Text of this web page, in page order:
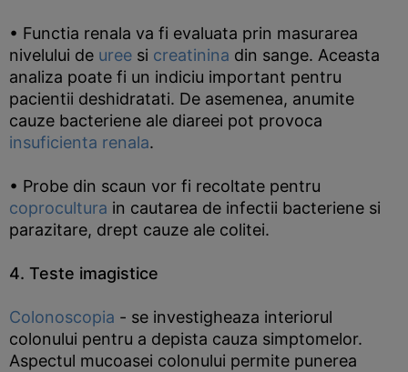
• Functia renala va fi evaluata prin masurarea
nivelului de uree si creatinina din sange. Aceasta
analiza poate fi un indiciu important pentru
pacientii deshidratati. De asemenea, anumite
cauze bacteriene ale diareei pot provoca
insuficienta renala.
• Probe din scaun vor fi recoltate pentru
coprocultura in cautarea de infectii bacteriene si
parazitare, drept cauze ale colitei.
4. Teste imagistice
Colonoscopia - se investigheaza interiorul
colonului pentru a depista cauza simptomelor.
Aspectul mucoasei colonului permite punerea